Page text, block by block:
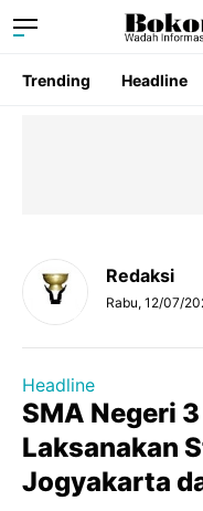
Trending Headline
Redaksi
Rabu, 12/07/
Headline
SMA Negeri
Laksanakan
Jogyakarta